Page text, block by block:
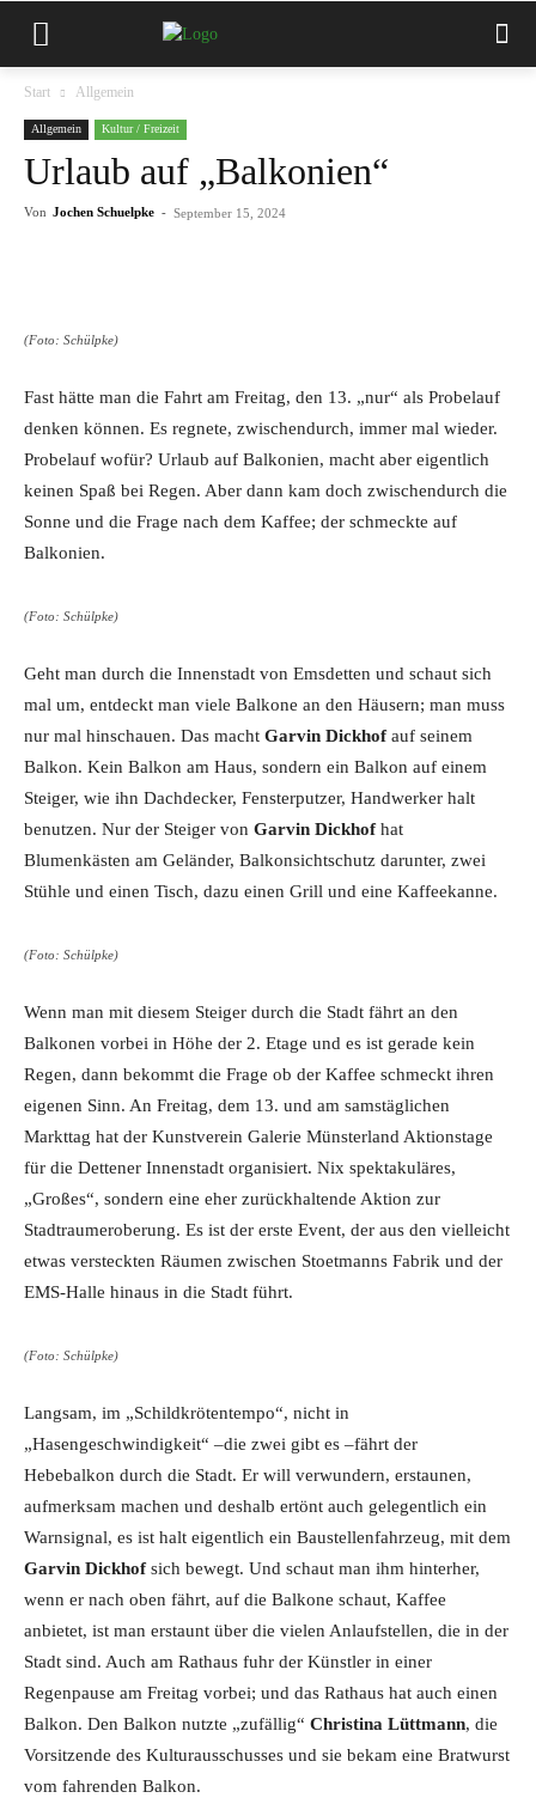
Start Allgemein
Allgemein Kultur / Freizeit
Urlaub auf „Balkonien“
Von Jochen Schuelpke - September 15, 2024
(Foto: Schülpke)
Fast hätte man die Fahrt am Freitag, den 13. „nur“ als Probelauf
denken können. Es regnete, zwischendurch, immer mal wieder.
Probelauf wofür? Urlaub auf Balkonien, macht aber eigentlich
keinen Spaß bei Regen. Aber dann kam doch zwischendurch die
Sonne und die Frage nach dem Kaffee; der schmeckte auf
Balkonien.
(Foto: Schülpke)
Geht man durch die Innenstadt von Emsdetten und schaut sich
mal um, entdeckt man viele Balkone an den Häusern; man muss
nur mal hinschauen. Das macht Garvin Dickhofauf seinem
Balkon. Kein Balkon am Haus, sondern ein Balkon auf einem
Steiger, wie ihn Dachdecker, Fensterputzer, Handwerker halt
benutzen. Nur der Steiger von Garvin Dickhofhat
Blumenkästen am Geländer, Balkonsichtschutz darunter, zwei
Stühle und einen Tisch, dazu einen Grill und eine Kaffeekanne.
(Foto: Schülpke)
Wenn man mit diesem Steiger durch die Stadt fährt an den
Balkonen vorbei in Höhe der 2. Etage und es ist gerade kein
Regen, dann bekommt die Frage ob der Kaffee schmeckt ihren
eigenen Sinn. An Freitag, dem 13. und am samstäglichen
Markttag hat der Kunstverein Galerie Münsterland Aktionstage
für die Dettener Innenstadt organisiert. Nix spektakuläres,
„Großes“, sondern eine eher zurückhaltende Aktion zur
Stadtraumeroberung. Es ist der erste Event, der aus den vielleicht
etwas versteckten Räumen zwischen Stoetmanns Fabrik und der
EMS-Halle hinaus in die Stadt führt.
(Foto: Schülpke)
Langsam, im „Schildkrötentempo“, nicht in
„Hasengeschwindigkeit“ –die zwei gibt es –fährt der
Hebebalkon durch die Stadt. Er will verwundern, erstaunen,
aufmerksam machen und deshalb ertönt auch gelegentlich ein
Warnsignal, es ist halt eigentlich ein Baustellenfahrzeug, mit dem
Garvin Dickhofsich bewegt. Und schaut man ihm hinterher,
wenn er nach oben fährt, auf die Balkone schaut, Kaffee
anbietet, ist man erstaunt über die vielen Anlaufstellen, die in der
Stadt sind. Auch am Rathaus fuhr der Künstler in einer
Regenpause am Freitag vorbei; und das Rathaus hat auch einen
Balkon. Den Balkon nutzte „zufällig“ Christina Lüttmann, die
Vorsitzende des Kulturausschusses und sie bekam eine Bratwurst
vom fahrenden Balkon.